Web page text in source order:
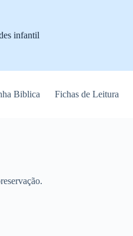
infantil
Biblica Fichas de Leitura